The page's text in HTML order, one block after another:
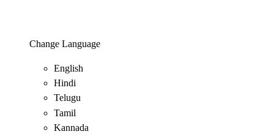
Change Language
English
Hindi
Telugu
Tamil
Kannada